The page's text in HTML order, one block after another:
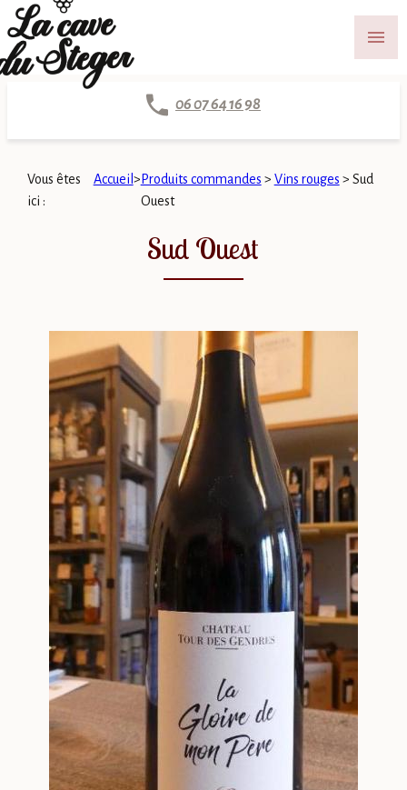
menu
06 07 64 16 98
Vous êtes
ici :
Accueil > Produits commandes > Vins rouges > Sud
Ouest
Sud Ouest
Panneau de gestion des cookies